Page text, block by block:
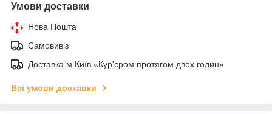
Умови доставки
Нова Пошта
Самовивіз
Доставка м.Київ «Кур'єром протягом двох годин»
Всі умови доставки